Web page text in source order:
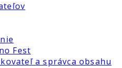
Fest
a správca obsahu